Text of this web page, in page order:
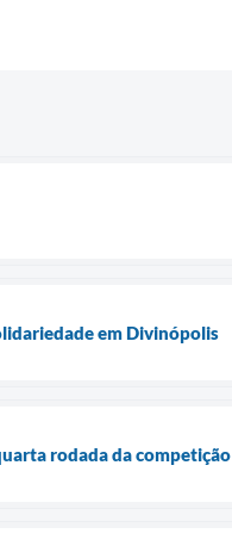
em Divinópolis
rodada da competição